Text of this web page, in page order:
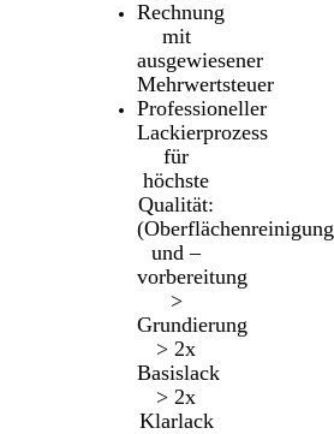
Rechnung
mit
ausgewiesener
Mehrwertsteuer
Professioneller
Lackierprozess
für
höchste
Qualität:
(Oberflächenreinigung
und –
vorbereitung
>
Grundierung
> 2x
Basislack
> 2x
Klarlack